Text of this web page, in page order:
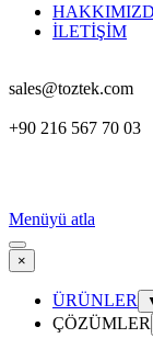
İLETİŞİM
sales@toztek.com
+90 216 567 70 03
Menüyü atla
×
ÜRÜNLER
ÇÖZÜMLER